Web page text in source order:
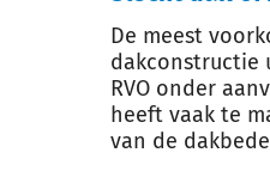
De meest
dakconstructie
RVO onder
heeft vaak te
van de